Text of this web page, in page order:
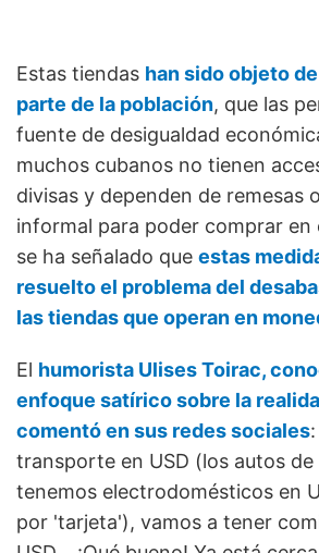
Estas tiendas han sido objeto
parte de la población, que las
fuente de desigualdad
muchos cubanos no tienen
divisas y dependen de remesas
informal para poder comprar en
se ha señalado que estas
resuelto el problema del
las tiendas que operan en
El humorista Ulises Toirac,
enfoque satírico sobre la
comentó en sus redes sociales
transporte en USD (los autos
tenemos electrodomésticos en
por 'tarjeta'), vamos a tener